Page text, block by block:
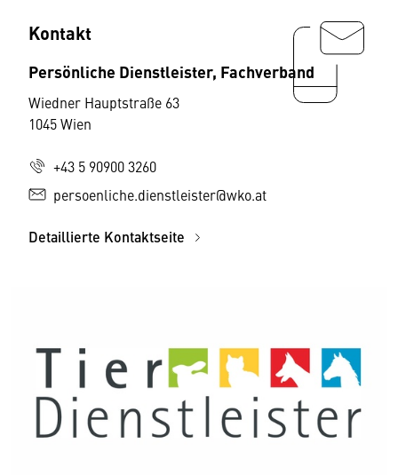
Kontakt
Persönliche Dienstleister, Fachverband
Wiedner Hauptstraße 63
1045 Wien
+43 5 90900 3260
persoenliche.dienstleister@wko.at
Detaillierte Kontaktseite